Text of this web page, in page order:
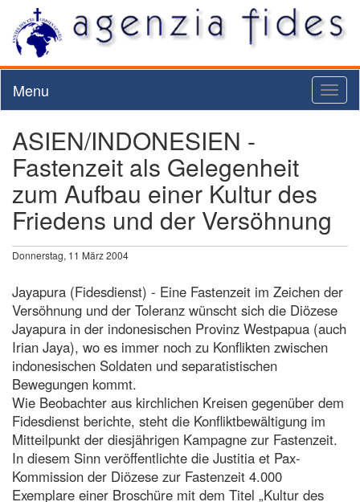
Menu
ASIEN/INDONESIEN -
Fastenzeit als Gelegenheit
zum Aufbau einer Kultur des
Friedens und der Versöhnung
Donnerstag, 11 März 2004
Jayapura (Fidesdienst) - Eine Fastenzeit im Zeichen der
Versöhnung und der Toleranz wünscht sich die Diözese
Jayapura in der indonesischen Provinz Westpapua (auch
Irian Jaya), wo es immer noch zu Konflikten zwischen
indonesischen Soldaten und separatistischen
Bewegungen kommt.
Wie Beobachter aus kirchlichen Kreisen gegenüber dem
Fidesdienst berichte, steht die Konfliktbewältigung im
Mitteilpunkt der diesjährigen Kampagne zur Fastenzeit.
In diesem Sinn veröffentlichte die Justitia et Pax-
Kommission der Diözese zur Fastenzeit 4.000
Exemplare einer Broschüre mit dem Titel „Kultur des